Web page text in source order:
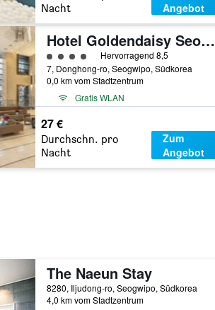
Nacht
Angebot
Hotel Goldendaisy Seogwipo Ocean
Bewertungskategorie 4
Hervorragend 8,5
7, Donghong-ro, Seogwipo, Südkorea
0,0 km vom Stadtzentrum
Gratis WLAN
27 €
Durchschn. pro
Nacht
Zum
Angebot
The Naeun Stay
8280, Iljudong-ro, Seogwipo, Südkorea
4,0 km vom Stadtzentrum